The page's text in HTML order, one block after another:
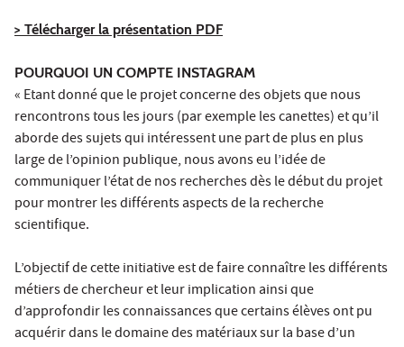
> Télécharger la présentation PDF
POURQUOI UN COMPTE INSTAGRAM
« Etant donné que le projet concerne des objets que nous
rencontrons tous les jours (par exemple les canettes) et qu’il
aborde des sujets qui intéressent une part de plus en plus
large de l’opinion publique, nous avons eu l’idée de
communiquer l’état de nos recherches dès le début du projet
pour montrer les différents aspects de la recherche
scientifique.
L’objectif de cette initiative est de faire connaître les différents
métiers de chercheur et leur implication ainsi que
d’approfondir les connaissances que certains élèves ont pu
acquérir dans le domaine des matériaux sur la base d’un